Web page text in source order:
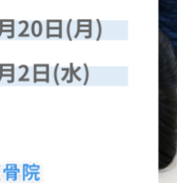
院
します。